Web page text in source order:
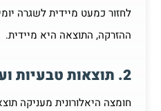
לחזור כמעט מיידית לשגרה
ההזרקה, התוצאה היא מיידית.
2. תוצאות טבעיות ועמידות
חומצה היאלורונית מעניקה